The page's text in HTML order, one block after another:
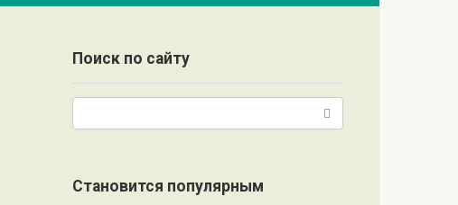
Поиск по сайту
Становится популярным